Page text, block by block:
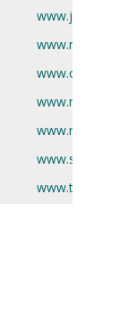
www.melody.tv
www.ouifm.fr
www.nova.fr
www.rcf.fr